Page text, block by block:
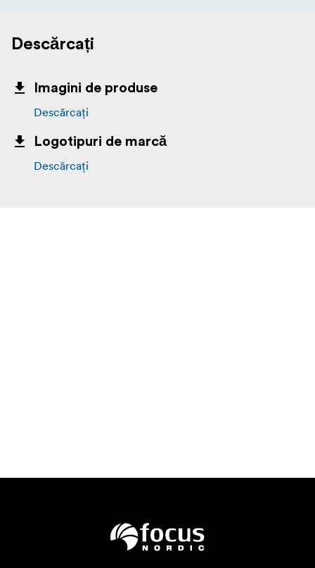
Descărcați
Imagini de produse
Descărcați
Logotipuri de marcă
Descărcați